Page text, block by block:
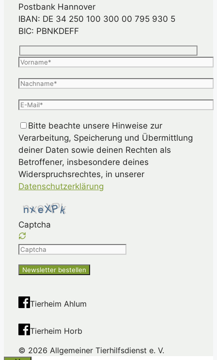
Postbank Hannover
IBAN: DE 34 250 100 300 00 795 930 5
BIC: PBNKDEFF
Bitte beachte unsere Hinweise zur
Verarbeitung, Speicherung und Übermittlung
deiner Daten sowie deinen Rechten als
Betroffener, insbesondere deines
Widerspruchsrechtes, in unserer
Datenschutzerklärung
Captcha
Please
the
shown
in
CAPTCHA
to
ensure
Tierheim Ahlum
Tierheim Horb
© 2026 Allgemeiner Tierhilfsdienst e. V.